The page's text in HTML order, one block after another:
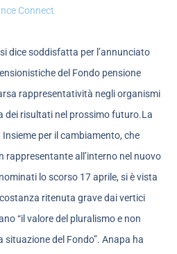
Connect
dice soddisfatta per l’annunciato
del Fondo pensione
rappresentatività negli organismi
dei risultati nel prossimo futuro.La
per il cambiamento, che
rappresentante all’interno nel nuovo
lo scorso 17 aprile, si è vista
ritenuta grave dai vertici
“il valore del pluralismo e non
situazione del Fondo”. Anapa ha